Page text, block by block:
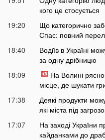
кого це стосується
19:20
Що категорично
Спас: повний
18:40
Водіїв в Україні
за одну дрібницю
18:09
На Волині
місце, де шукати
17:38
Деякі продукти
які міста під
17:07
На заході України
кайданками до